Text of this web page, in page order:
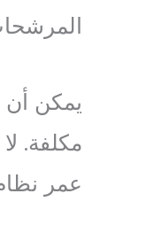
يمكن أن
مكلفة.
عمر